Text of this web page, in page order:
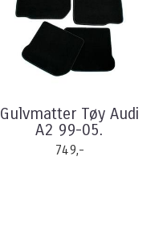
Gulvmatter Tøy Audi
A2 99-05.
749,-